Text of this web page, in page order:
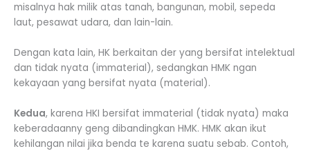
misalnya hak milik atas tanah, bangunan, mobil, sepeda
laut, pesawat udara, dan lain-lain.
Dengan kata lain, HK berkaitan der yang bersifat intelektual
dan tidak nyata (immaterial), sedangkan HMK ngan
kekayaan yang bersifat nyata (material).
Kedua, karena HKI bersifat immaterial (tidak nyata) maka
keberadaanny geng dibandingkan HMK. HMK akan ikut
kehilangan nilai jika benda te karena suatu sebab. Contoh,